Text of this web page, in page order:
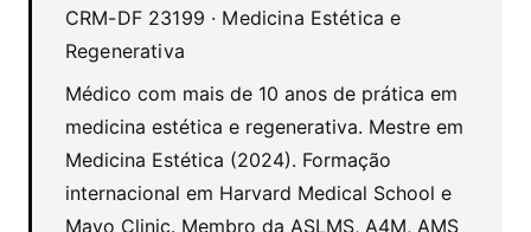
CRM-DF 23199 · Medicina Estética e
Regenerativa
Médico com mais de 10 anos de prática em
medicina estética e regenerativa. Mestre em
Medicina Estética (2024). Formação
internacional em Harvard Medical School e
Mayo Clinic. Membro da ASLMS, A4M, AMS